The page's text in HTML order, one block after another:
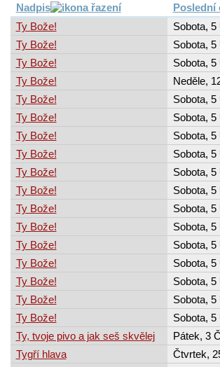
Nadpis
Poslední
Ty Bože!
Sobota, 5
Ty Bože!
Sobota, 5
Ty Bože!
Sobota, 5
Ty Bože!
Neděle,
Ty Bože!
Sobota, 5
Ty Bože!
Sobota, 5
Ty Bože!
Sobota, 5
Ty Bože!
Sobota, 5
Ty Bože!
Sobota, 5
Ty Bože!
Sobota, 5
Ty Bože!
Sobota, 5
Ty Bože!
Sobota, 5
Ty Bože!
Sobota, 5
Ty Bože!
Sobota, 5
Ty Bože!
Sobota, 5
Ty Bože!
Sobota, 5
Ty Bože!
Sobota, 5
Ty, tvoje pivo a jak seš skvělej
Pátek, 3
Tygří hlava
Čtvrtek,